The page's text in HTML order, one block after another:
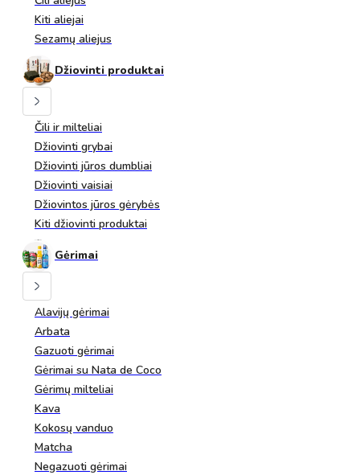
Kiti aliejai
Sezamų aliejus
Džiovinti produktai
Čili ir milteliai
Džiovinti grybai
Džiovinti jūros dumbliai
Džiovinti vaisiai
Džiovintos jūros gėrybės
Kiti džiovinti produktai
Gėrimai
Alavijų gėrimai
Arbata
Gazuoti gėrimai
Gėrimai su Nata de Coco
Gėrimų milteliai
Kava
Kokosų vanduo
Matcha
Negazuoti gėrimai